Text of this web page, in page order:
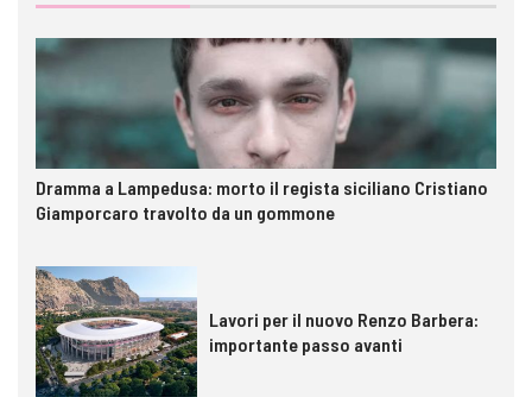
Dramma a Lampedusa: morto il regista siciliano Cristiano
Giamporcaro travolto da un gommone
Lavori per il nuovo Renzo Barbera:
importante passo avanti